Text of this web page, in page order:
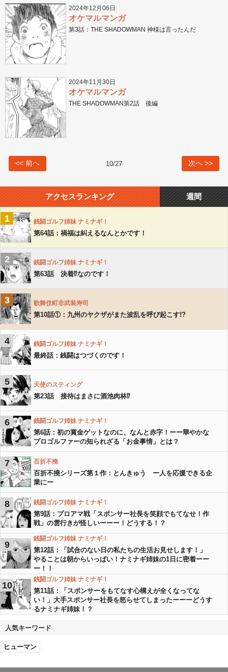
2024年12月06日
オケマルマンガ
第3話：THE SHADOWMAN 神様は言ったんだ
2024年11月30日
オケマルマンガ
THE SHADOWMAN第2話 後編
<< 前へ 10/27 次へ >>
アクセスランキング 週間
1 銭闘ゴルフ姉妹 ナミナギ！
第64話：禍福は糾えるなんとかです！
2 銭闘ゴルフ姉妹 ナミナギ！
第63話 決着⁉︎なのです！
3 歌舞伎町非武装寿司
第10話①：九州のヤクザがまた波乱を呼び起こす!?
4 銭闘ゴルフ姉妹 ナミナギ！
最終話：銭闘はつづくのです！
5 天使のスティング
第23話 接待はまさに酒池肉林⁉︎
6 銭闘ゴルフ姉妹 ナミナギ！
第6話：初の賞金ゲットなのに、なんと赤字！ーー華やかな
プロゴルファーの知られざる「お金事情」とは？
7 百折不撓
百折不撓シリーズ第１作：とんきゅう ー人を応援できる企
業にー
8 銭闘ゴルフ姉妹 ナミナギ！
第9話：プロアマ戦「スポンサー社長を笑顔でもてなせ！作
戦」の雲行きが怪しいーーー！どうする！？
9
銭闘ゴルフ姉妹 ナミナギ！
第12話：「試合のない日の私たちの生活お見せします！」
やることは朝からいっぱい！ナミナギ姉妹の1日に密着ーー
ー！！
10
銭闘ゴルフ姉妹 ナミナギ！
第11話：「スポンサーをもてなす心構えが全くなってな
い！」大手スポンサー社長を怒らせてしまったーーーどうす
るナミナギ姉妹！？
人気キーワード
ヒューマン